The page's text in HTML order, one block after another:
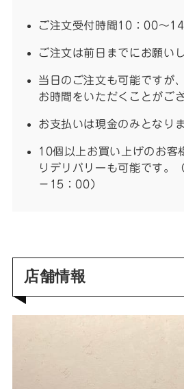
ご注文受付時間10：00〜
ご注文は前日までにお願い
当日のご注文も可能ですが
お時間をいただくことがご
お支払いは現金のみとなりま
10個以上お買い上げのお客
りデリバリーも可能です。
－15：00）
店舗情報